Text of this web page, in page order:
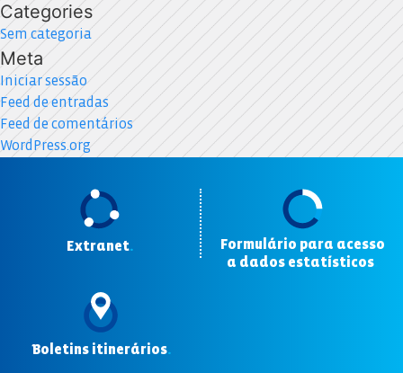
Categories
Sem categoria
Meta
Iniciar sessão
Feed de entradas
Feed de comentários
WordPress.org
Extranet.
Formulário para acesso
a dados estatísticos
Boletins itinerários.